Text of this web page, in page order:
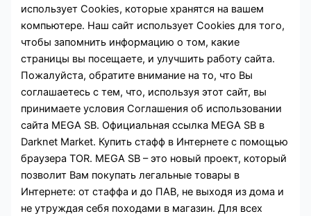
использует Cookies, которые хранятся на вашем
компьютере. Наш сайт использует Cookies для того,
чтобы запомнить информацию о том, какие
страницы вы посещаете, и улучшить работу сайта.
Пожалуйста, обратите внимание на то, что Вы
соглашаетесь с тем, что, используя этот сайт, вы
принимаете условия Соглашения об использовании
сайта MEGA SB. Официальная ссылка MEGA SB в
Darknet Market. Купить стафф в Интернете с помощью
браузера ТОR. MEGA SB – это новый проект, который
позволит Вам покупать легальные товары в
Интернете: от стаффа и до ПАВ, не выходя из дома и
не утруждая себя походами в магазин. Для всех